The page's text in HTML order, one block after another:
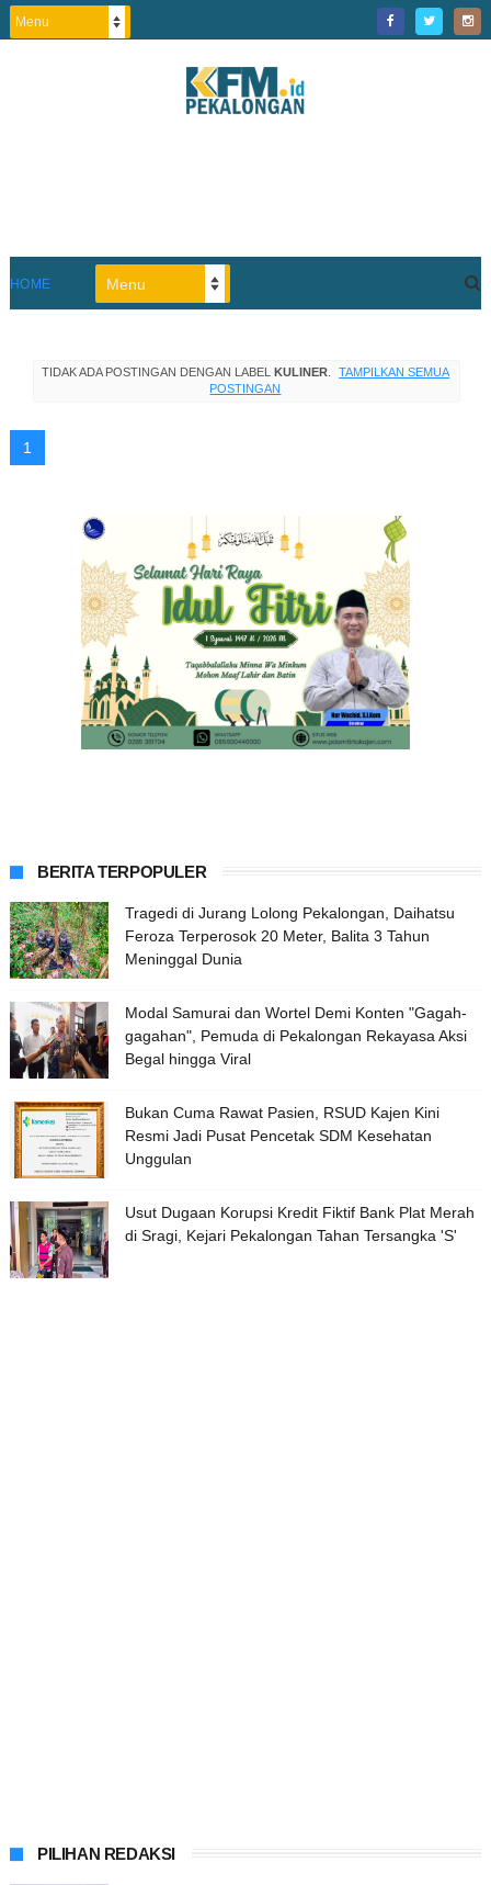
HOME
TIDAK ADA POSTINGAN DENGAN LABEL KULINER.
TAMPILKAN SEMUA
POSTINGAN
1
BERITA TERPOPULER
Tragedi di Jurang Lolong Pekalongan, Daihatsu
Feroza Terperosok 20 Meter, Balita 3 Tahun
Meninggal Dunia
Modal Samurai dan Wortel Demi Konten "Gagah-
gagahan", Pemuda di Pekalongan Rekayasa Aksi
Begal hingga Viral
Bukan Cuma Rawat Pasien, RSUD Kajen Kini
Resmi Jadi Pusat Pencetak SDM Kesehatan
Unggulan
Usut Dugaan Korupsi Kredit Fiktif Bank Plat Merah
di Sragi, Kejari Pekalongan Tahan Tersangka 'S'
PILIHAN REDAKSI